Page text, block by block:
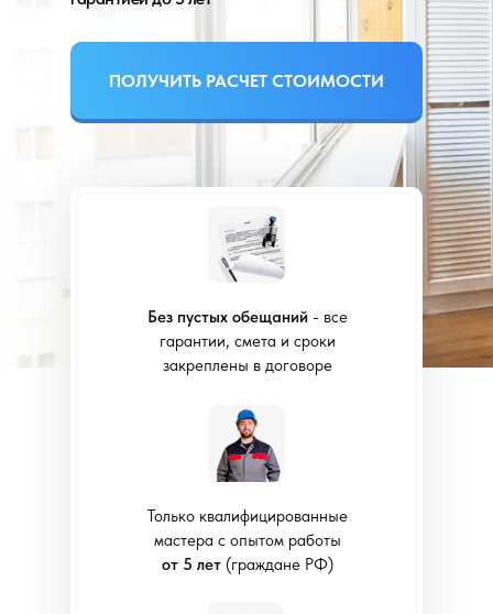
ПОЛУЧИТЬ РАСЧЕТ СТОИМОСТИ
Только квалифицированные
мастера с опытом работы
от 5 лет(граждане РФ)
Без пустых обещаний- все
гарантии, смета и сроки
закреплены в договоре